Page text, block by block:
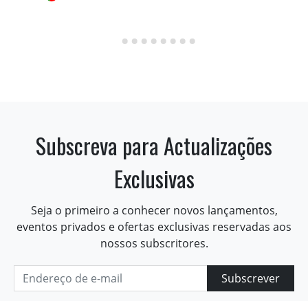
Subscreva para Actualizações
Exclusivas
Seja o primeiro a conhecer novos lançamentos,
eventos privados e ofertas exclusivas reservadas aos
nossos subscritores.
Subscrever